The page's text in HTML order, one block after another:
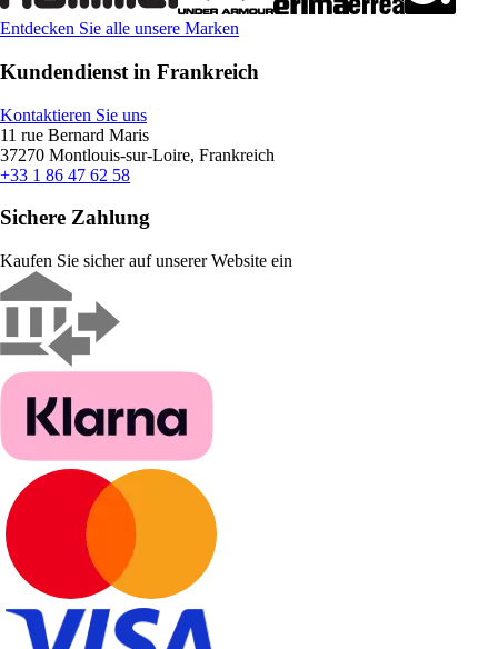
Entdecken Sie alle unsere Marken
Kundendienst in Frankreich
Kontaktieren Sie uns
11 rue Bernard Maris
37270 Montlouis-sur-Loire, Frankreich
+33 1 86 47 62 58
Sichere Zahlung
Kaufen Sie sicher auf unserer Website ein